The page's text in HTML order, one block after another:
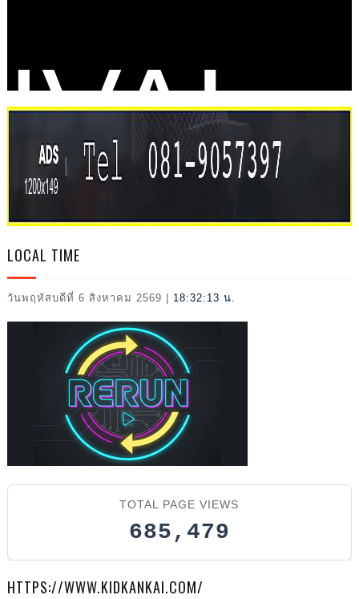
IVAL
2026
LOCAL TIME
วันพฤหัสบดีที่ 6 สิงหาคม 2569 18:32:15 น.
TOTAL PAGE VIEWS
685,479
HTTPS://WWW.KIDKANKAI.COM/